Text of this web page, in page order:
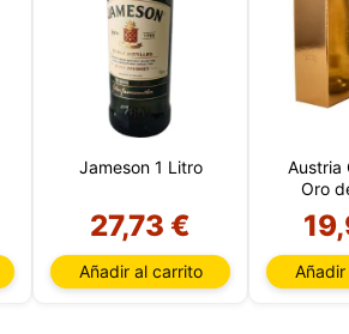
Jameson 1 Litro
27,73 €
Añadir al carrito
Austria
Oro